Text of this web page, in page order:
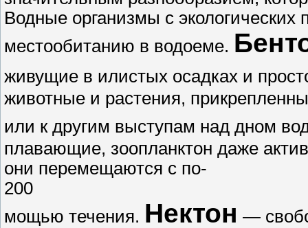
Водные организмы с
местообитанию в водоеме.
живущие в илистых осадках и
животные и растения,
или к другим выступам над дном
плавающие, зоопланктон даже
они перемещаются с по-
200
мощью течения. Нектон —